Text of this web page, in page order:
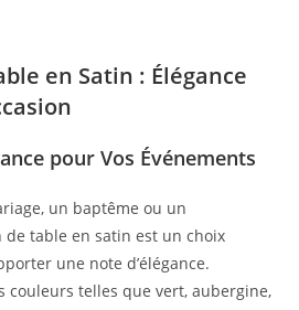
en Satin : Élégance
pour Vos Événements
un baptême ou un
table en satin est un choix
une note d’élégance.
couleurs telles que vert, aubergine,